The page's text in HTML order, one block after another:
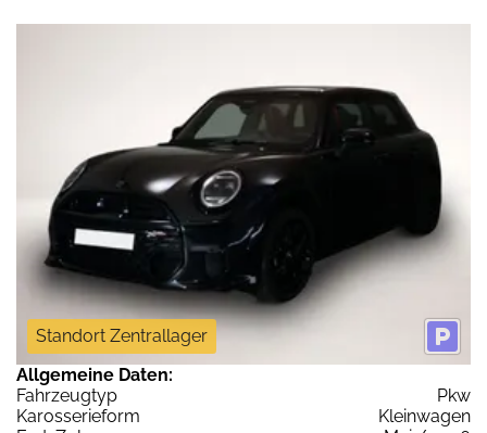
Standort Zentrallager
Allgemeine Daten:
Fahrzeugtyp
Pkw
Karosserieform
Kleinwagen